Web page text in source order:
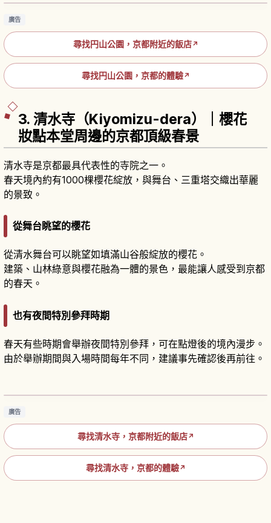
廣告
尋找円山公園，京都附近的飯店↗
尋找円山公園，京都的體驗↗
3. 清水寺（Kiyomizu-dera）｜櫻花
妝點本堂周邊的京都頂級春景
清水寺是京都最具代表性的寺院之一。
春天境內約有1000棵櫻花綻放，與舞台、三重塔交織出華麗
的景致。
從舞台眺望的櫻花
從清水舞台可以眺望如填滿山谷般綻放的櫻花。
建築、山林綠意與櫻花融為一體的景色，最能讓人感受到京都
的春天。
也有夜間特別參拜時期
春天有些時期會舉辦夜間特別參拜，可在點燈後的境內漫步。
由於舉辦期間與入場時間每年不同，建議事先確認後再前往。
京都清水寺攻略｜清水舞台與四季絕景的必訪寺
廣告
尋找清水寺，京都附近的飯店↗
尋找清水寺，京都的體驗↗